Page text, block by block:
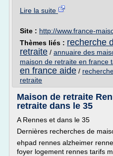
Lire la suite
Site : http://www.france-
Thèmes liés : recherche
retraite / annuaire des
maison de retraite en france
en france aide /
retraite
Maison de retraite
retraite dans le 35
A Rennes et dans le 35
Dernières recherches de
ehpad rennes alzheimer
foyer logement rennes tarifs